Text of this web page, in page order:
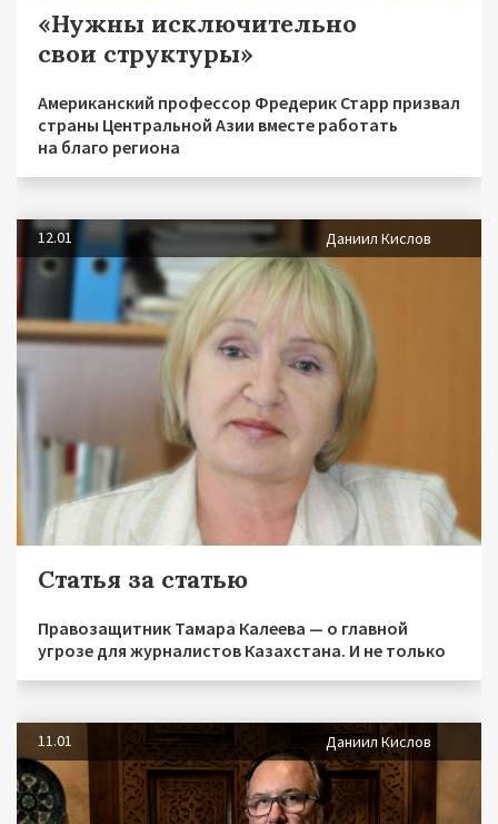
«Нужны исключительно
свои структуры»
Американский профессор Фредерик Старр призвал
страны Центральной Азии вместе работать
на благо региона
12.01 Даниил Кислов
Статья за статью
Правозащитник Тамара Калеева — о главной
угрозе для журналистов Казахстана. И не только
11.01 Даниил Кислов